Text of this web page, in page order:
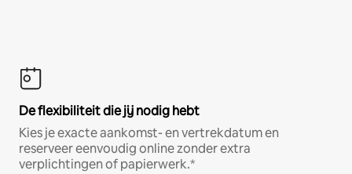
De flexibiliteit die jij nodig hebt
Kies je exacte aankomst- en vertrekdatum en
reserveer eenvoudig online zonder extra
verplichtingen of papierwerk.*